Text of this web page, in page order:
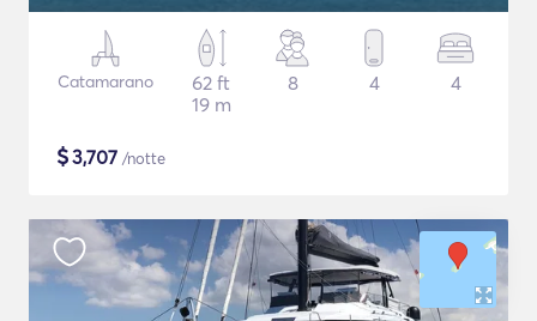
Catamarano
62 ft
19 m
8 4 4
$3,707 /notte